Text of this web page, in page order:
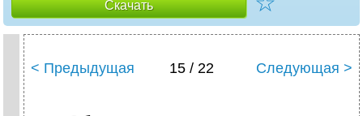
Скачать
< Предыдущая 15 / 22 Следующая >